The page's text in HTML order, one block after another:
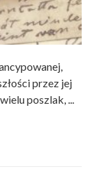
przez jej
poszlak, ...